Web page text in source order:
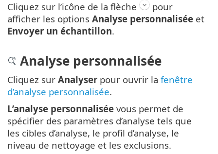
Cliquez sur l’icône de la flèche
pour
afficher les options Analyse personnalisée et
Envoyer un échantillon.
Analyse personnalisée
Cliquez sur Analyser pour ouvrir la fenêtre
d’analyse personnalisée.
L’analyse personnalisée vous permet de
spécifier des paramètres d’analyse tels que
les cibles d’analyse, le profil d’analyse, le
niveau de nettoyage et les exclusions.